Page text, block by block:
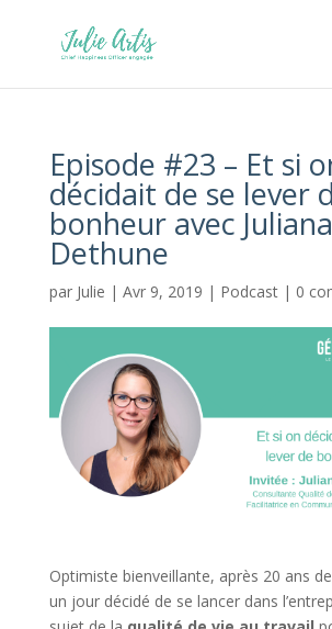
Episode #23 – Et si
décidait de se lever
bonheur avec Juliana
Dethune
par Julie | Avr 9, 2019 | Podcast| 0
Optimiste bienveillante, après 20 ans
un jour décidé de se lancer dans